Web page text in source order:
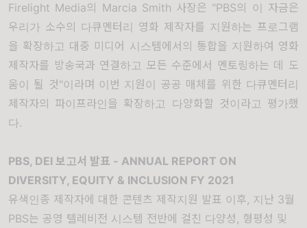
Firelight Media의 Marcia Smith 사장은 "PBS의 이 자금은
우리가 소수의 다큐멘터리 영화 제작자를 지원하는 프로그램
을 확장하고 대중 미디어 시스템에서의 통합을 지원하여 영화
제작자를 방송국과 연결하고 모든 수준에서 멘토링하는 데 도
움이 될 것"이라며 이번 지원이 공공 매체를 위한 다큐멘터리
제작자의 파이프라인을 확장하고 다양화할 것이라고 평가했
다.
PBS, DEI 보고서 발표 - ANNUAL REPORT ON
DIVERSITY, EQUITY & INCLUSION FY 2021
유색인종 제작자에 대한 콘텐츠 제작지원 발표 이후, 지난 3월
PBS는 공영 텔레비전 시스템 전반에 걸친 다양성 , 형평성 및